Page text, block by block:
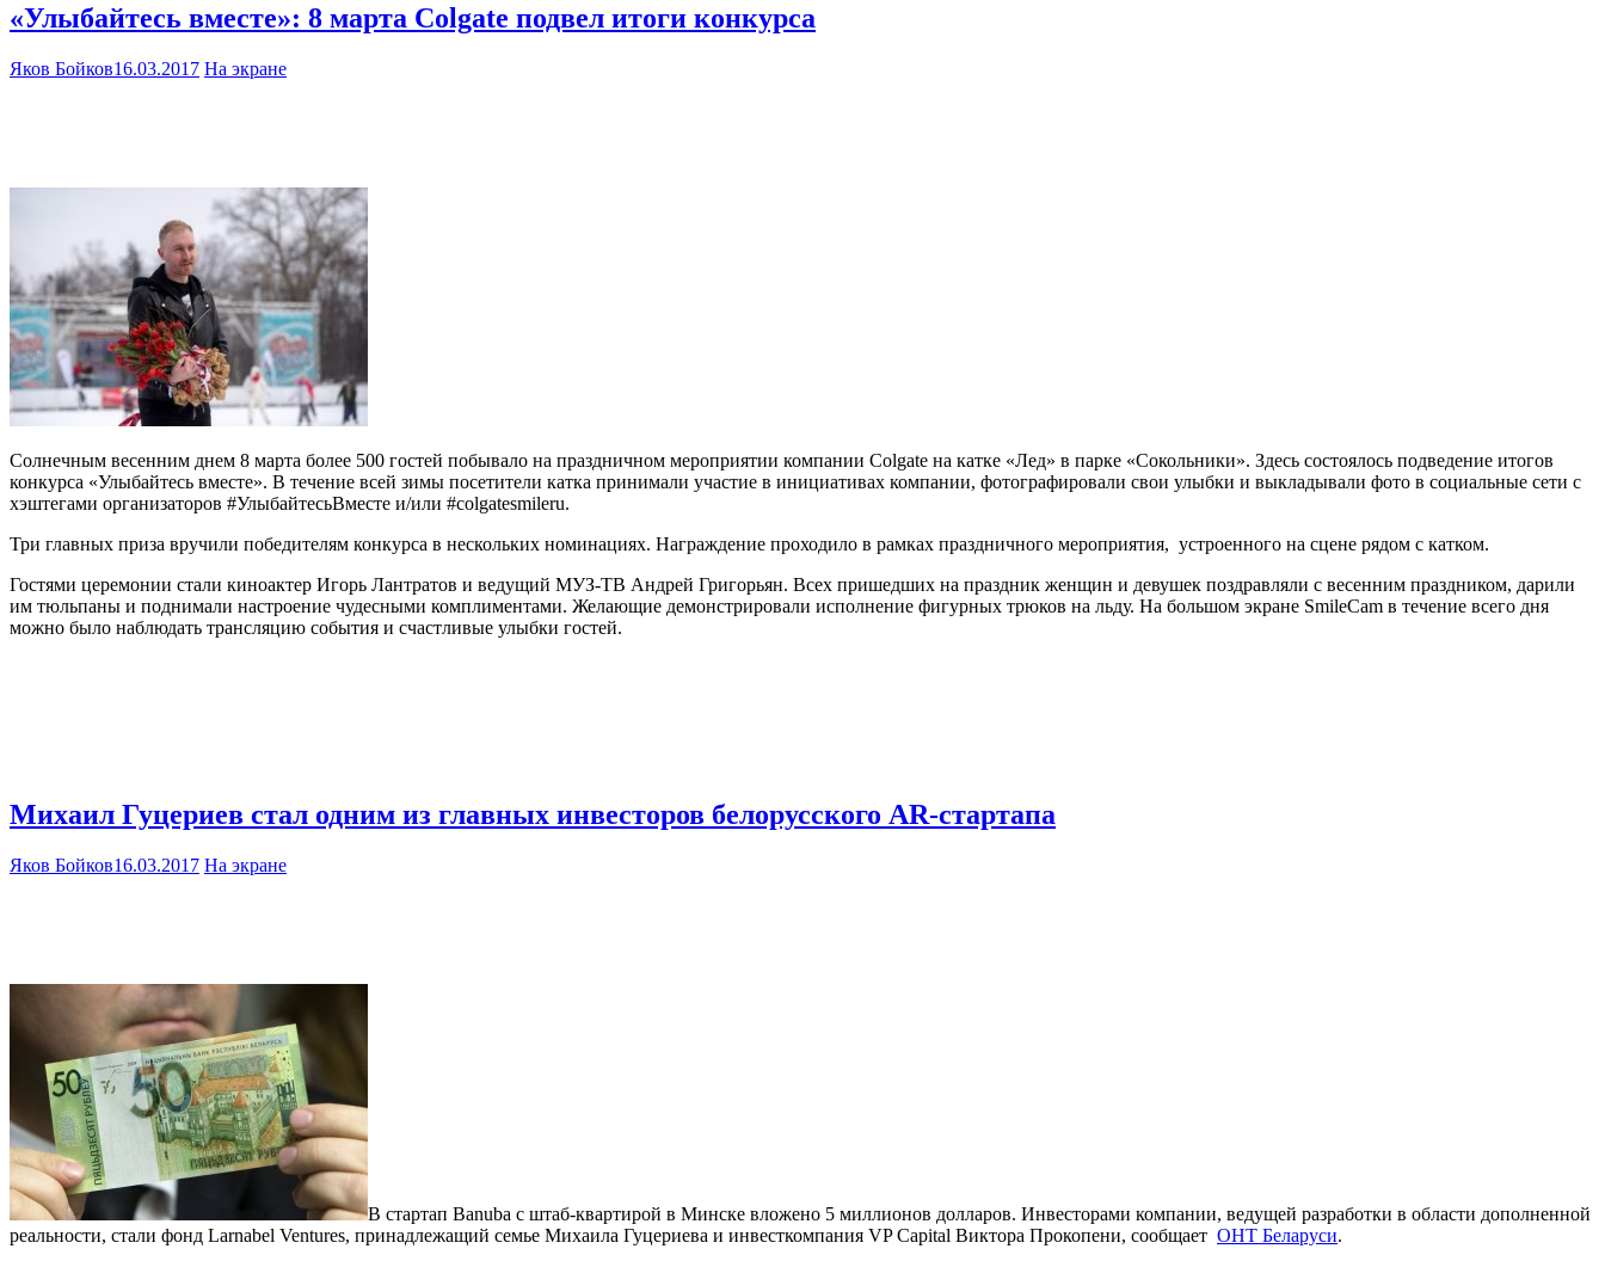
«Улыбайтесь вместе»: 8 марта Colgate подвел итоги конкурса
Яков Бойков16.03.2017 На экране
Солнечным весенним днем 8 марта более 500 гостей побывало на праздничном мероприятии компании Colgate на катке «Лед» в парке «Сокольники». Здесь состоялось подведение итогов
конкурса «Улыбайтесь вместе». В течение всей зимы посетители катка принимали участие в инициативах компании, фотографировали свои улыбки и выкладывали фото в социальные сети с
хэштегами организаторов #УлыбайтесьВместе и/или #colgatesmileru.
Три главных приза вручили победителям конкурса в нескольких номинациях. Награждение проходило в рамках праздничного мероприятия, устроенного на сцене рядом с катком.
Гостями церемонии стали киноактер Игорь Лантратов и ведущий МУЗ-ТВ Андрей Григорьян. Всех пришедших на праздник женщин и девушек поздравляли с весенним праздником, дарили
им тюльпаны и поднимали настроение чудесными комплиментами. Желающие демонстрировали исполнение фигурных трюков на льду. На большом экране SmileCam в течение всего дня
можно было наблюдать трансляцию события и счастливые улыбки гостей.
Михаил Гуцериев стал одним из главных инвесторов белорусского AR-стартапа
Яков Бойков16.03.2017 На экране
В стартап Banuba с штаб-квартирой в Минске вложено 5 миллионов долларов. Инвесторами компании, ведущей разработки в области дополненной
реальности, стали фонд Larnabel Ventures, принадлежащий семье Михаила Гуцериева и инвесткомпания VP Capital Виктора Прокопени, сообщает ОНТ Беларуси.